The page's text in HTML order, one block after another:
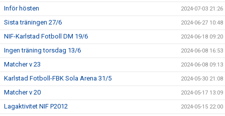
Inför hösten 2024-07-03 21:26
Sista träningen 27/6 2024-06-27 10:48
NIF-Karlstad Fotboll DM 19/6 2024-06-18 09:20
Ingen träning torsdag 13/6 2024-06-08 16:53
Matcher v 23 2024-06-08 09:13
Karlstad Fotboll-FBK Sola Arena 31/5 2024-05-30 21:08
Matcher v 20 2024-05-17 13:09
Lagaktivitet NIF P2012 2024-05-15 22:00